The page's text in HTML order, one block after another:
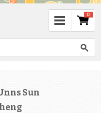
0
Sun